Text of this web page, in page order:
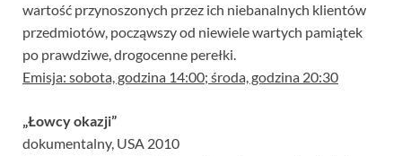
wartość przynoszonych przez ich niebanalnych klientów
przedmiotów, począwszy od niewiele wartych pamiątek
po prawdziwe, drogocenne perełki.
Emisja: sobota, godzina 14:00; środa, godzina 20:30
„Łowcy okazji”
dokumentalny, USA 2010